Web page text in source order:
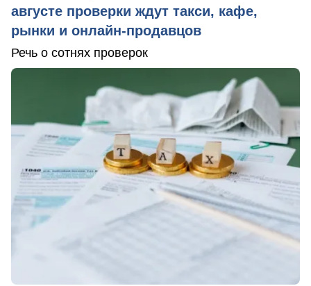
августе проверки ждут такси, кафе,
рынки и онлайн-продавцов
Речь о сотнях проверок